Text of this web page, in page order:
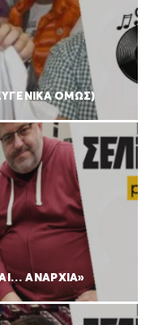
ΟΜΩΣ)
ΑΝΑΡΧΙΑ»